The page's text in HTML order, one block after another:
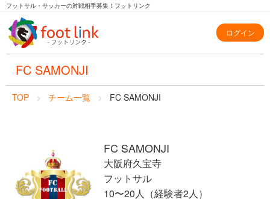
フットサル・サッカーの対戦相手募集！フットリンク
ログイン
FC SAMONJI
TOP チーム一覧 FC SAMONJI
FC SAMONJI
大阪府久宝寺
フットサル
10〜20人（経験者2人）